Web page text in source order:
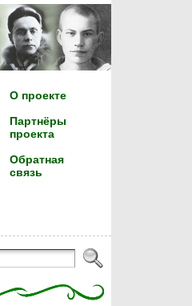
О проекте
Партнёры
проекта
Обратная
связь